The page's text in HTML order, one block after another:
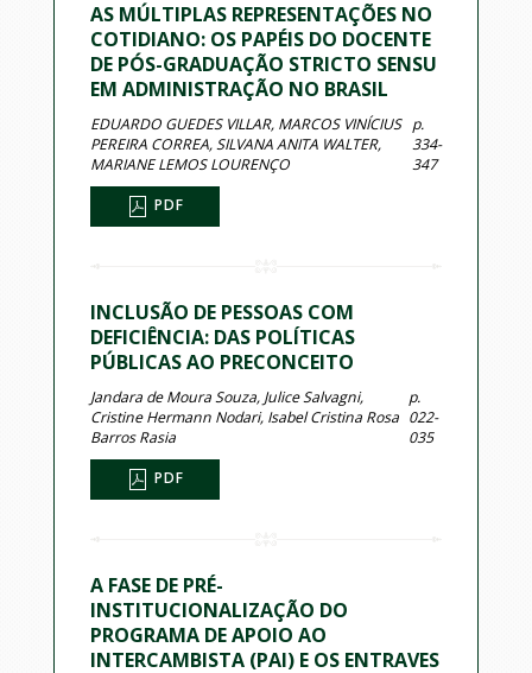
AS MÚLTIPLAS REPRESENTAÇÕES NO
COTIDIANO: OS PAPÉIS DO DOCENTE
DE PÓS-GRADUAÇÃO STRICTO SENSU
EM ADMINISTRAÇÃO NO BRASIL
EDUARDO GUEDES VILLAR, MARCOS VINÍCIUS
PEREIRA CORREA, SILVANA ANITA WALTER,
MARIANE LEMOS LOURENÇO
p.
334-
347
PDF
INCLUSÃO DE PESSOAS COM
DEFICIÊNCIA: DAS POLÍTICAS
PÚBLICAS AO PRECONCEITO
Jandara de Moura Souza, Julice Salvagni,
Cristine Hermann Nodari, Isabel Cristina Rosa
Barros Rasia
p.
022-
035
PDF
A FASE DE PRÉ-
INSTITUCIONALIZAÇÃO DO
PROGRAMA DE APOIO AO
INTERCAMBISTA (PAI) E OS ENTRAVES